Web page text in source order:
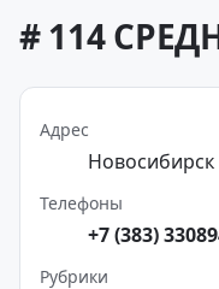
# 114
Адрес
Новосибирск
Телефоны
+7 (383)
Рубрики